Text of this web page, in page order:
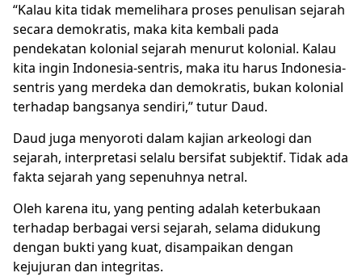
“Kalau kita tidak memelihara proses penulisan sejarah
secara demokratis, maka kita kembali pada
pendekatan kolonial sejarah menurut kolonial. Kalau
kita ingin Indonesia-sentris, maka itu harus Indonesia-
sentris yang merdeka dan demokratis, bukan kolonial
terhadap bangsanya sendiri,” tutur Daud.
Daud juga menyoroti dalam kajian arkeologi dan
sejarah, interpretasi selalu bersifat subjektif. Tidak ada
fakta sejarah yang sepenuhnya netral.
Oleh karena itu, yang penting adalah keterbukaan
terhadap berbagai versi sejarah, selama didukung
dengan bukti yang kuat, disampaikan dengan
kejujuran dan integritas.